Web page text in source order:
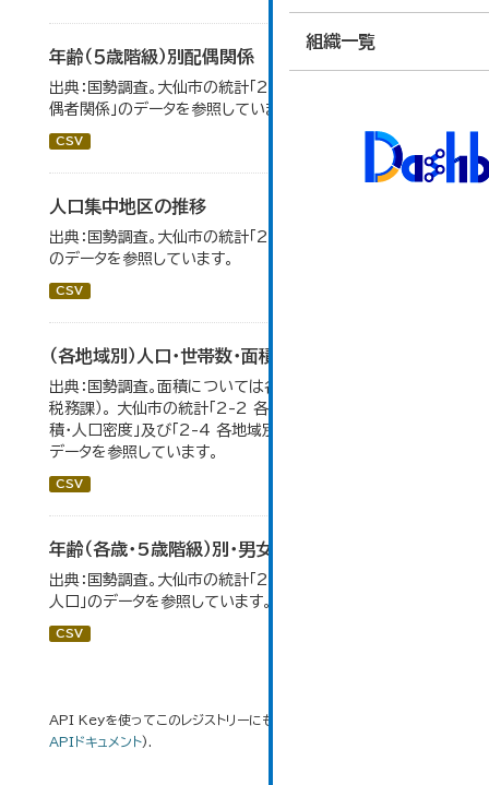
組織一覧
年齢（５歳階級）別配偶関係
出典：国勢調査。大仙市の統計「2-12 年齢（5歳階級）別配
偶者関係」のデータを参照しています。
CSV
人口集中地区の推移
出典：国勢調査。大仙市の統計「2-3 人口集中地区の推移」
のデータを参照しています。
CSV
（各地域別）人口・世帯数・面積・人口密度
出典：国勢調査。面積については各年１月１日時点（大仙市
税務課）。 大仙市の統計「2-2 各地域別人口・人口増減・面
積・人口密度」及び「2-4 各地域別人口・世帯数の推移」の
データを参照しています。
CSV
年齢（各歳・5歳階級）別・男女別人口
出典：国勢調査。大仙市の統計「2-1 年齢（各歳）別・男女別
人口」のデータを参照しています。
CSV
API Keyを使ってこのレジストリーにもアクセス可能です
APIドキュメント).